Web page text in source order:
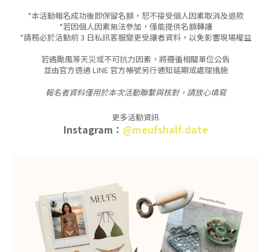
*本活動報名成功後即保留名額，恕不接受個人因素取消及退款
*若因個人因素無法參加，僅能提供名額轉讓
*請務必於活動前 3 日私訊客服變更受讓者資料，以免影響現場權益
若遇颱風等天災或不可抗力因素，將遵循相關單位公告
並由官方透過 LINE 官方帳號另行通知延期或處理措施
報名者資料僅用於本次活動聯繫與核對，請放心填寫
更多活動資訊
Instagram： @meufshalf.date